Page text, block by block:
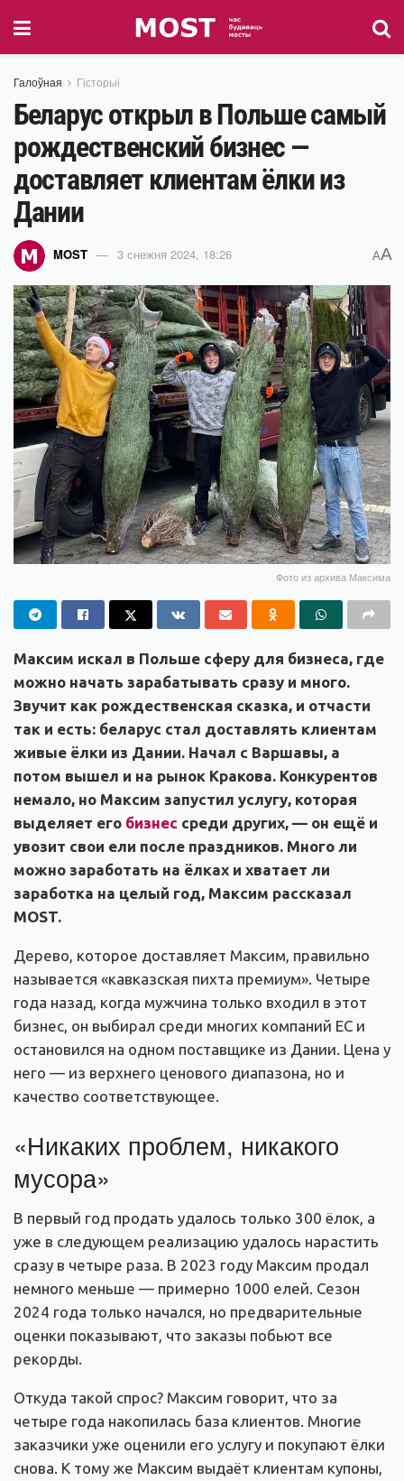
Галоўная Гісторыі
Беларус открыл в Польше самый
рождественский бизнес —
доставляет клиентам ёлки из
Дании
MOST 3 снежня 2024, 18:26 AA
Фото из архива Максима
Максим искал в Польше сферу для бизнеса, где
можно начать зарабатывать сразу и много.
Звучит как рождественская сказка, и отчасти
так и есть: беларус стал доставлять клиентам
живые ёлки из Дании. Начал с Варшавы, а
потом вышел и на рынок Кракова. Конкурентов
немало, но Максим запустил услугу, которая
выделяет его бизнес среди других, — он ещё и
увозит свои ели после праздников. Много ли
можно заработать на ёлках и хватает ли
заработка на целый год, Максим рассказал
MOST.
Дерево, которое доставляет Максим, правильно
называется «кавказская пихта премиум». Четыре
года назад, когда мужчина только входил в этот
бизнес, он выбирал среди многих компаний ЕС и
остановился на одном поставщике из Дании. Цена у
него — из верхнего ценового диапазона, но и
качество соответствующее.
«Никаких проблем, никакого
мусора»
В первый год продать удалось только 300 ёлок, а
уже в следующем реализацию удалось нарастить
сразу в четыре раза. В 2023 году Максим продал
немного меньше — примерно 1000 елей. Сезон
2024 года только начался, но предварительные
оценки показывают, что заказы побьют все
рекорды.
Откуда такой спрос? Максим говорит, что за
четыре года накопилась база клиентов. Многие
заказчики уже оценили его услугу и покупают ёлки
снова. К тому же Максим выдаёт клиентам купоны,